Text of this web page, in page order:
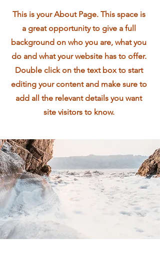
This is your About Page. This space is
a great opportunity to give a full
background on who you are, what you
do and what your website has to offer.
Double click on the text box to start
editing your content and make sure to
add all the relevant details you want
site visitors to know.